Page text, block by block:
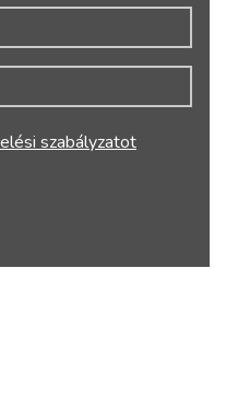
szabályzatot